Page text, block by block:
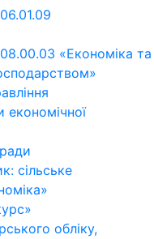
«Економіка та
сільське
обліку,